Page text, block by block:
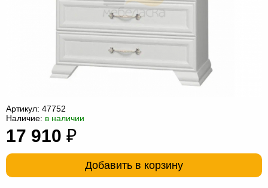
компьютер
для
ванной
Мебель
трансформер
Матрасы
мешки
Мебель
Артикул: 47752
Наличие: в наличии
17 910 ₽
Добавить в корзину